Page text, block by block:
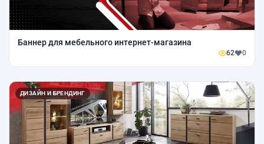
Баннер для мебельного интернет-магазина
62 0
ДИЗАЙН И БРЕНДИНГ